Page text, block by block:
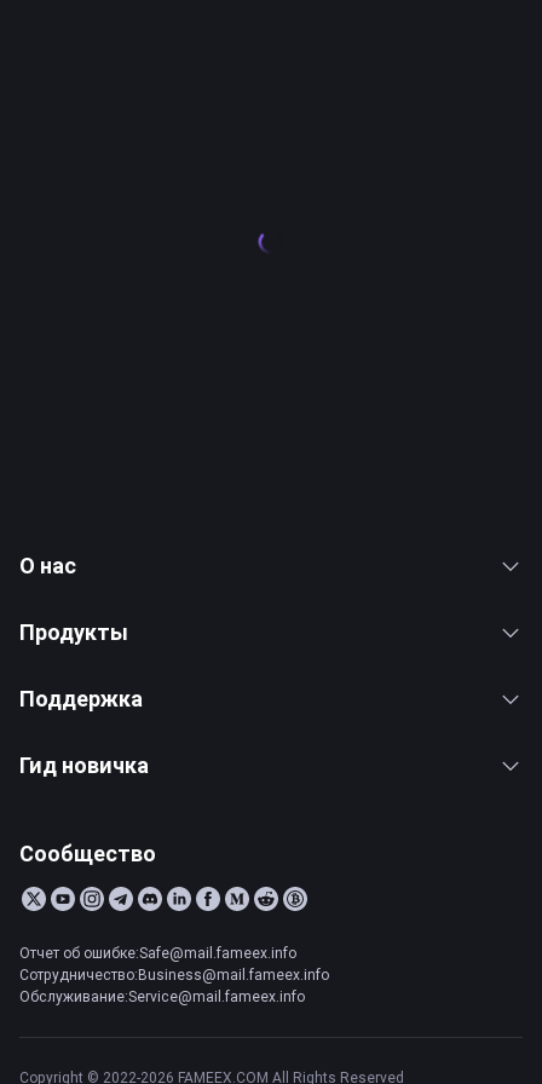
О нас
Продукты
Поддержка
Гид новичка
Сообщество
Отчет об ошибке:Safe@mail.fameex.info
Сотрудничество:Business@mail.fameex.info
Обслуживание:Service@mail.fameex.info
Copyright © 2022-2026 FAMEEX.COM All Rights Reserved